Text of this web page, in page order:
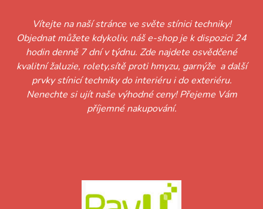
Vítejte na naší stránce ve světe stínici techniky!
Objednat můžete kdykoliv, náš e-shop je k dispozici 24
hodin denně 7 dní v týdnu. Zde najdete osvědčené
kvalitní žaluzie, rolety,sítě proti hmyzu, garnýže a další
prvky stínicí techniky do interiéru i do exteriéru.
Nenechte si ujít naše výhodné ceny! Přejeme Vám
příjemné nakupování.